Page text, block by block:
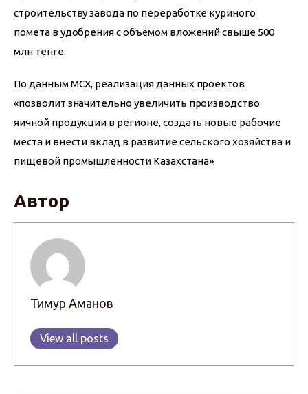
строительству завода по переработке куриного
помета в удобрения с объёмом вложений свыше 500
млн тенге.
По данным МСХ, реализация данных проектов
«позволит значительно увеличить производство
яичной продукции в регионе, создать новые рабочие
места и внести вклад в развитие сельского хозяйства и
пищевой промышленности Казахстана».
Автор
Тимур Аманов
View all posts